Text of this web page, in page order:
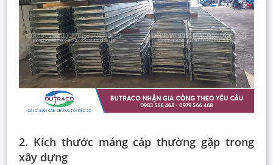
2. Kích thước máng cáp thường gặp trong
xây dựng